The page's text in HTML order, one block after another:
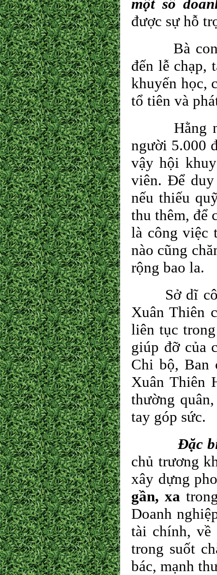
một số
được sự hỗ
Bà con
đến lễ chạp,
khuyến học,
tổ tiên và
Hằng
người 5.000
vậy hội
viên. Để
nếu thiếu
thu thêm, để
là công việc
nào cũng
rộng bao la.
Sở dĩ
Xuân Thiên
liên tục
giúp đỡ của
Chi bộ, Ban
Xuân Thiên
thường
tay góp sức.
Đặc
chủ trương
xây dựng
gần, xa
Doanh
tài chính, về
trong suốt
bác, mạnh